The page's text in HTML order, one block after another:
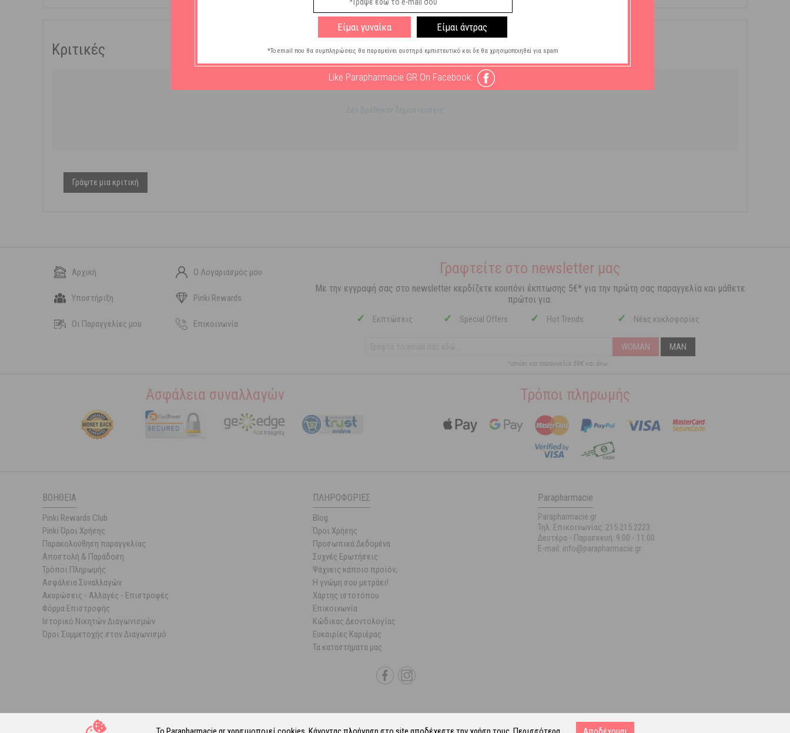
Κριτικές
Γράψτε μια κριτική
Αρχική Ο Λογαριασμός μου
Υποστήριξη Pinki Rewards
Οι Παραγγελίες μου Επικοινωνία
Γραφτείτε στο newsletter μας
Με την εγγραφή σας στο newsletter κερδίζετε κουπόνι έκπτωσης 5€* για την πρώτη σας παραγγελία και μάθετε
πρώτοι για:
✓ Εκπτώσεις ✓ Special Offers ✓ Hot Trends ✓ Νέες κυκλοφορίες
WOMAN MAN
*ισχύει για παραγγελία 59€ και άνω
Ασφάλεια συναλλαγών Τρόποι πληρωμής
ΒΟΉΘΕΙΑ
Pinki Rewards Club
Pinki Όροι Χρήσης
Παρακολούθηση παραγγελίας
Αποστολή & Παράδοση
Τρόποι Πληρωμής
Ασφάλεια Συναλλαγών
Ακυρώσεις - Αλλαγές - Επιστροφές
Φόρμα Επιστροφής
Ιστορικό Νικητών Διαγωνισμών
Όροι Συμμετοχής στον Διαγωνισμό
ΠΛΗΡΟΦΟΡΊΕΣ
Blog
Όροι Χρήσης
Προσωπικά Δεδομένα
Συχνές Ερωτήσεις
Ψάχνεις κάποιο προϊόν;
Η γνώμη σου μετράει!
Χάρτης ιστοτόπου
Επικοινωνία
Κώδικας Δεοντολογίας
Ευκαιρίες Καριέρας
Τα καταστήματα μας
Parapharmacie
Parapharmacie.gr
Τηλ. Επικοινωνίας: 215 215 2223
Δευτέρα - Παρασκευή: 9:00 - 11:00
E-mail: info@parapharmacie.gr
Είμαι γυναίκα Είμαι άντρας
*Το email που θα συμπληρώσεις θα παραμείνει αυστηρά εμπιστευτικό και δε θα χρησιμοποιηθεί για spam
Like Parapharmacie GR On Facebook: